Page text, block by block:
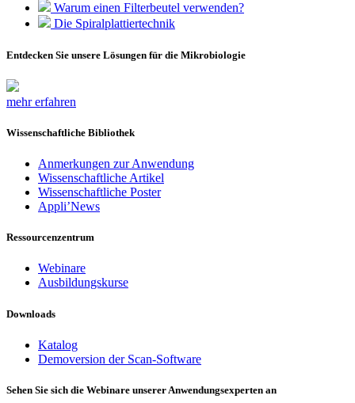
Warum einen Filterbeutel verwenden?
Die Spiralplattier­technik
Entdecken Sie unsere Lösungen für die Mikrobiologie
mehr erfahren
Wissenschaftliche Bibliothek
Anmerkungen zur Anwendung
Wissenschaftliche Artikel
Wissenschaftliche Poster
Appli’News
Ressourcenzentrum
Webinare
Ausbildungskurse
Downloads
Katalog
Demoversion der Scan-Software
Sehen Sie sich die Webinare unserer Anwendungsexperten an